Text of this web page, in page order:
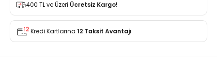
400 TL ve Üzeri Ücretsiz Kargo!
Kredi Kartlarına 12 Taksit Avantajı